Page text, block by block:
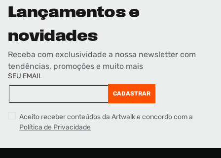
Lançamentos e
novidades
Receba com exclusividade a nossa newsletter com
tendências, promoções e muito mais
SEU EMAIL
CADASTRAR
Aceito receber conteúdos da Artwalk e concordo com a
Política de Privacidade